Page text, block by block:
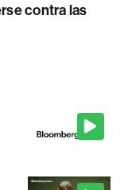
contra las